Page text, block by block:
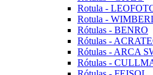
Rotula -
Rotula -
Rótulas - BENRO
Rótulas -
Rótulas - ARCA
Rótulas -